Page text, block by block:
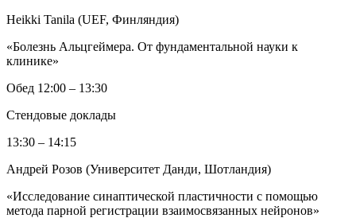
Heikki Tanila (UEF, Финляндия)
«Болезнь Альцгеймера. От фундаментальной науки к
клинике»
Обед 12:00 – 13:30
Стендовые доклады
13:30 – 14:15
Андрей Розов (Университет Данди, Шотландия)
«Исследование синаптической пластичности с помощью
метода парной регистрации взаимосвязанных нейронов»